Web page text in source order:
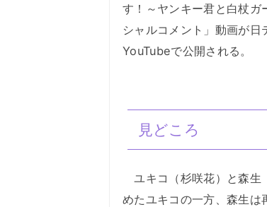
す！～ヤンキー君と白杖ガ
シャルコメント」動画が日
YouTubeで公開される。
見どころ
ユキコ（杉咲花）と森生
めたユキコの一方、森生は